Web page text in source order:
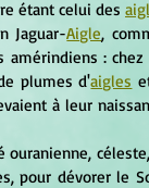
étant celui des
Jaguar-
Aigle,
: chez
plumes d'aigles
à leur
ouranienne,
pour dévorer le